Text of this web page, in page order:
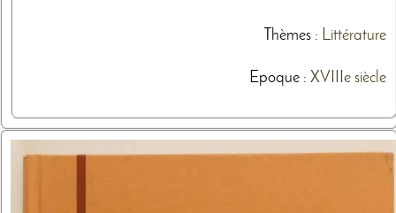
Thèmes: Littérature
Epoque : XVIIIe siècle